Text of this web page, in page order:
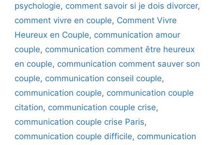
psychologie, comment savoir si je dois divorcer,
comment vivre en couple, Comment Vivre
Heureux en Couple, communication amour
couple, communication comment être heureux
en couple, communication comment sauver son
couple, communication conseil couple,
communication couple, communication couple
citation, communication couple crise,
communication couple crise Paris,
communication couple difficile, communication